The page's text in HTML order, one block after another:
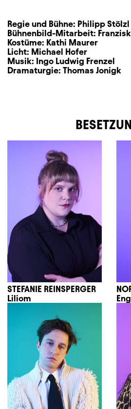
Regie und Bühne: Philipp Stölzl
Bühnenbild-Mitarbeit:
Kostüme: Kathi Maurer
Licht: Michael Hofer
Musik: Ingo Ludwig Frenzel
Dramaturgie: Thomas Jonigk
STEFANIE REINSPERGER
Liliom